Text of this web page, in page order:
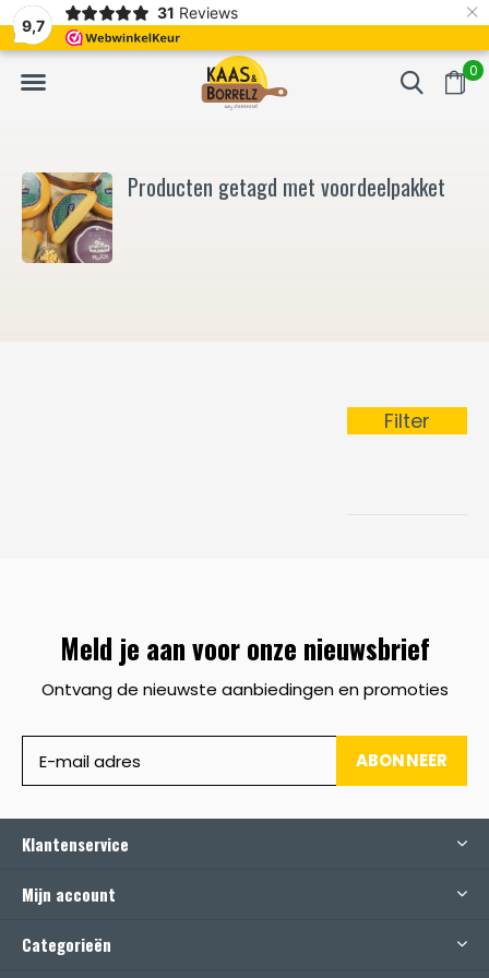
9,7
31 Reviews ×
0
Vers van het mes en gevacumeerd Vaak volgende
Producten getagd met voordeelpakket
Filter
Meld je aan voor onze nieuwsbrief
Ontvang de nieuwste aanbiedingen en promoties
ABONNEER
Klantenservice
Mijn account
Categorieën